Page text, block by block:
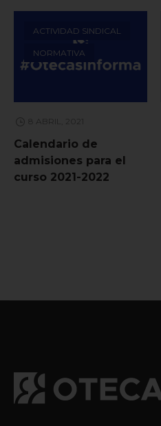
ACTIVIDAD SINDICAL
NORMATIVA
8 ABRIL, 2021
Calendario de
admisiones para el
curso 2021-2022